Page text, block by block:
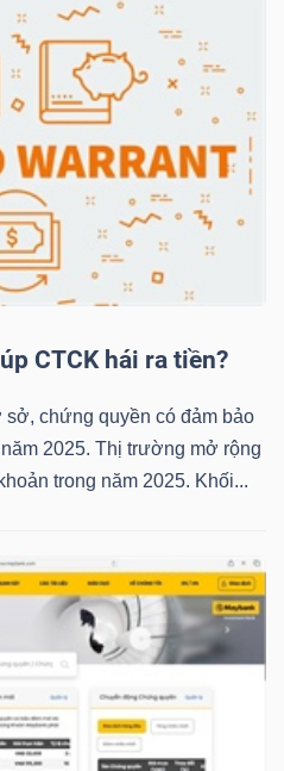
CTCK hái ra tiền?
chứng quyền có đảm bảo
2025. Thị trường mở rộng
trong năm 2025. Khối...